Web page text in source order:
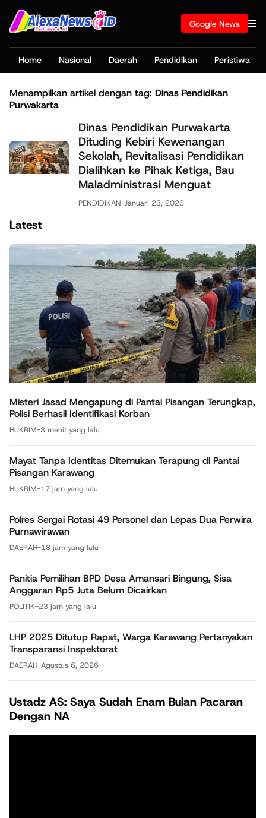
Google News
Home Nasional Daerah Pendidikan Peristiwa
Menampilkan artikel dengan tag: Dinas Pendidikan
Purwakarta
Dinas Pendidikan Purwakarta
Dituding Kebiri Kewenangan
Sekolah, Revitalisasi Pendidikan
Dialihkan ke Pihak Ketiga, Bau
Maladministrasi Menguat
PENDIDIKAN-Januari 23, 2026
Latest
Misteri Jasad Mengapung di Pantai Pisangan Terungkap,
Polisi Berhasil Identifikasi Korban
HUKRIM-3 menit yang lalu
Mayat Tanpa Identitas Ditemukan Terapung di Pantai
Pisangan Karawang
HUKRIM-17 jam yang lalu
Polres Sergai Rotasi 49 Personel dan Lepas Dua Perwira
Purnawirawan
DAERAH-18 jam yang lalu
Panitia Pemilihan BPD Desa Amansari Bingung, Sisa
Anggaran Rp5 Juta Belum Dicairkan
POLITIK-23 jam yang lalu
LHP 2025 Ditutup Rapat, Warga Karawang Pertanyakan
Transparansi Inspektorat
DAERAH-Agustus 6, 2026
Ustadz AS: Saya Sudah Enam Bulan Pacaran
Dengan NA